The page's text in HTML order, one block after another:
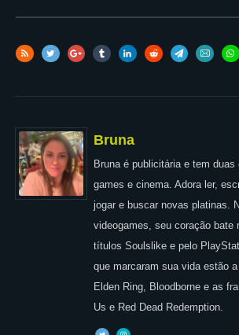
Bruna
Bruna é publicitária e tem duas
games e cinema. Adora ler,
jogar e buscar novas platinas.
videogames, seu coração bate
títulos Soulslike e pelo
que marcaram sua vida estão
Elden Ring, Bloodborne e as
Us e Red Dead Redemption.